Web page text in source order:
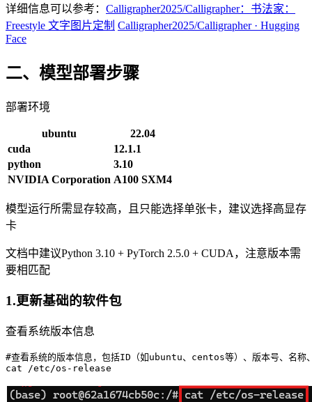
详细信息可以参考： Calligrapher2025/Calligrapher：书法家：
Freestyle 文字图片定制 Calligrapher2025/Calligrapher · Hugging
Face
二、模型部署步骤
部署环境
ubuntu
22.04
cuda
12.1.1
python
3.10
NVIDIA Corporation A100 SXM4
模型运行所需显存较高，且只能选择单张卡，建议选择高显存
卡
文档中建议Python 3.10 + PyTorch 2.5.0 + CUDA，注意版本需
要相匹配
1.更新基础的软件包
查看系统版本信息
#查看系统的版本信息，包括ID（如ubuntu、centos等）、版本号、名称